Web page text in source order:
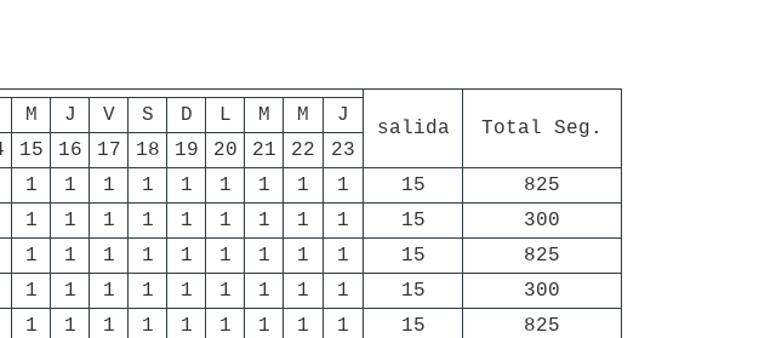
salida Total Seg.
M J V S D L M M
J
15 16 17 18 19 20 21 22
23
1 1 1 1 1 1 1 1 1 15
825
1 1 1 1 1 1 1 1 1 15
300
1 1 1 1 1 1 1 1 1 15
825
1 1 1 1 1 1 1 1 1 15
300
1 1 1 1 1 1 1 1 1 15
825